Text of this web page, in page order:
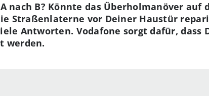
nach B? Könnte das Überholmanöver auf
Straßenlaterne vor Deiner Haustür
Antworten. Vodafone sorgt dafür, dass
werden.